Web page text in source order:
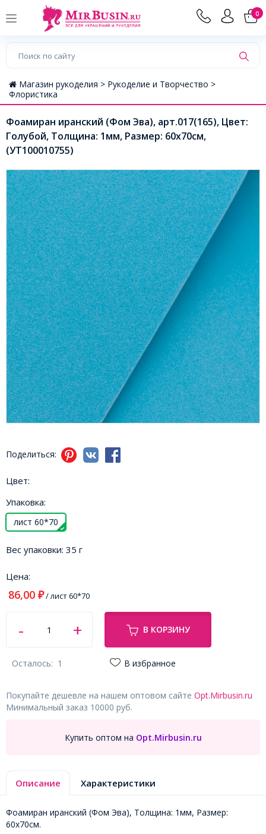
0
Магазин рукоделия > Рукоделие и Творчество >
Флористика
Фоамиран иранский (Фом Эва), арт.017(165), Цвет:
Голубой, Толщина: 1мм, Размер: 60х70cм,
(УТ100010755)
Поделиться:
Цвет:
Упаковка:
лист 60*70
Вес упаковки: 35 г
Цена:
86,00 ₽/ лист 60*70
В КОРЗИНУ
Осталось: 1 В избранное
Покупайте дешевле на нашем оптовом сайте Opt.Mirbusin.ru
Минимальный заказ 10000 руб.
Купить оптом на Opt.Mirbusin.ru
Описание Характеристики
Фоамиран иранский (Фом Эва), Толщина: 1мм, Размер:
60х70cм.